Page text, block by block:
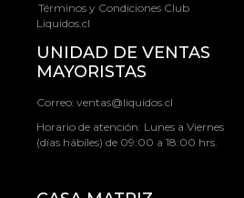
Términos y Condiciones Club
Liquidos.cl
UNIDAD DE VENTAS
MAYORISTAS
Correo: ventas@liquidos.cl
Horario de atención: Lunes a Viernes
(días hábiles) de 09:00 a 18:00 hrs.